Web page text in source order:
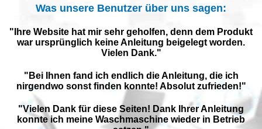
Was unsere Benutzer über uns sagen:
"Ihre Website hat mir sehr geholfen, denn dem Produkt
war ursprünglich keine Anleitung beigelegt worden.
Vielen Dank."
"Bei Ihnen fand ich endlich die Anleitung, die ich
nirgendwo sonst finden konnte! Absolut zufrieden!"
"Vielen Dank für diese Seiten! Dank Ihrer Anleitung
konnte ich meine Waschmaschine wieder in Betrieb